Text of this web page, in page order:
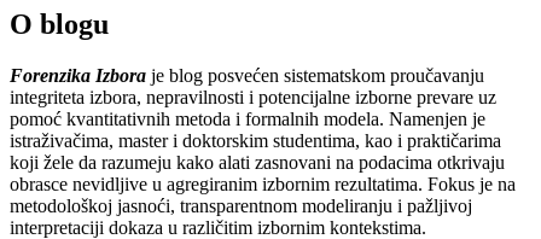
O blogu
Forenzika Izbora je blog posvećen sistematskom proučavanju
integriteta izbora, nepravilnosti i potencijalne izborne prevare uz
pomoć kvantitativnih metoda i formalnih modela. Namenjen je
istraživačima, master i doktorskim studentima, kao i praktičarima
koji žele da razumeju kako alati zasnovani na podacima otkrivaju
obrasce nevidljive u agregiranim izbornim rezultatima. Fokus je na
metodološkoj jasnoći, transparentnom modeliranju i pažljivoj
interpretaciji dokaza u različitim izbornim kontekstima.